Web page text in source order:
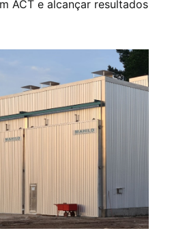
ACT e alcançar resultados